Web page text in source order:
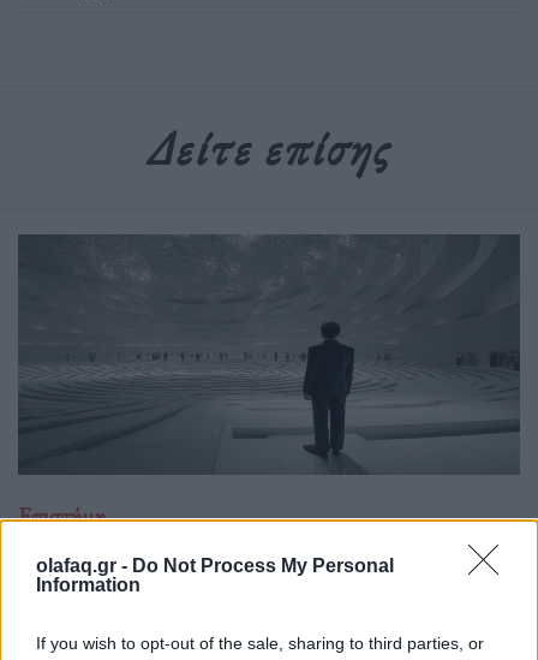
olafaq.gr - Do Not Process My Personal
Information
If you wish to opt-out of the sale, sharing to third parties, or
Δείτε επίσης
Επιστήμη
Το πείραμα της τρέλας: Η διπλή όψη του
LSD στην ψυχιατρική
15.05.26